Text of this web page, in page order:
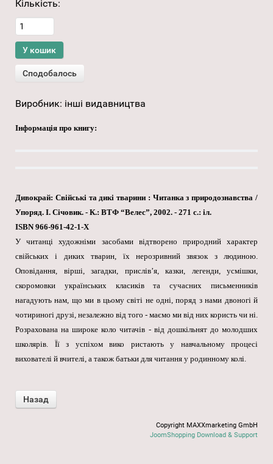
Кількість:
Виробник: інші видавництва
Інформація про книгу:
Дивокрай: Свійські та дикі тварини : Читанка з природознавства /
Упоряд. І. Січовик. - К.: ВТФ “Велес”, 2002. - 271 с.: іл.
ISBN 966-961-42-1-X
У читанці художніми засобами відтворено природний характер
свійських і диких тварин, їх нерозривний звязок з людиною.
Оповідання, вірші, загадки, прислів’я, казки, легенди, усмішки,
скоромовки українських класиків та сучасних письменників
нагадують нам, що ми в цьому світі не одні, поряд з нами двоногі й
чотириногі друзі, незалежно від того - маємо ми від них користь чи ні.
Розрахована на широке коло читачів - від дошкільнят до молодших
школярів. Її з успіхом вико ристають у навчальному процесі
вихователі й вчителі, а також батьки для читання у родинному колі.
Copyright MAXXmarketing GmbH
JoomShopping Download & Support